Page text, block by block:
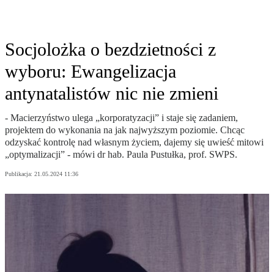
Socjolożka o bezdzietności z
wyboru: Ewangelizacja
antynatalistów nic nie zmieni
- Macierzyństwo ulega „korporatyzacji” i staje się zadaniem,
projektem do wykonania na jak najwyższym poziomie. Chcąc
odzyskać kontrolę nad własnym życiem, dajemy się uwieść mitowi
„optymalizacji” - mówi dr hab. Paula Pustułka, prof. SWPS.
Publikacja: 21.05.2024 11:36